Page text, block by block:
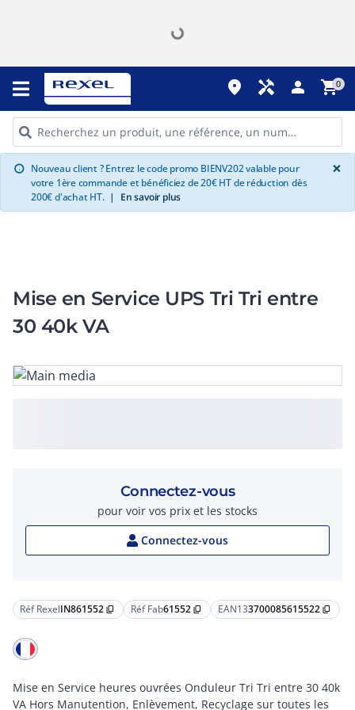
place handyman person shopping_cart0
info Nouveau client ? Entrez le code promo BIENV202 valable pour
votre 1ère commande et bénéficiez de 20€ HT de réduction dès
200€ d'achat HT. | En savoir plus
×
Mise en Service UPS Tri Tri entre
30 40k VA
Réf RexelIN861552 content_copy Réf Fab61552 content_copy EAN133700085615522 content_copy
Mise en Service heures ouvrées Onduleur Tri Tri entre 30 40k
VA Hors Manutention, Enlèvement, Recyclage sur toutes les
Connectez-vous
pour voir vos prix et les stocks
Connectez-vous